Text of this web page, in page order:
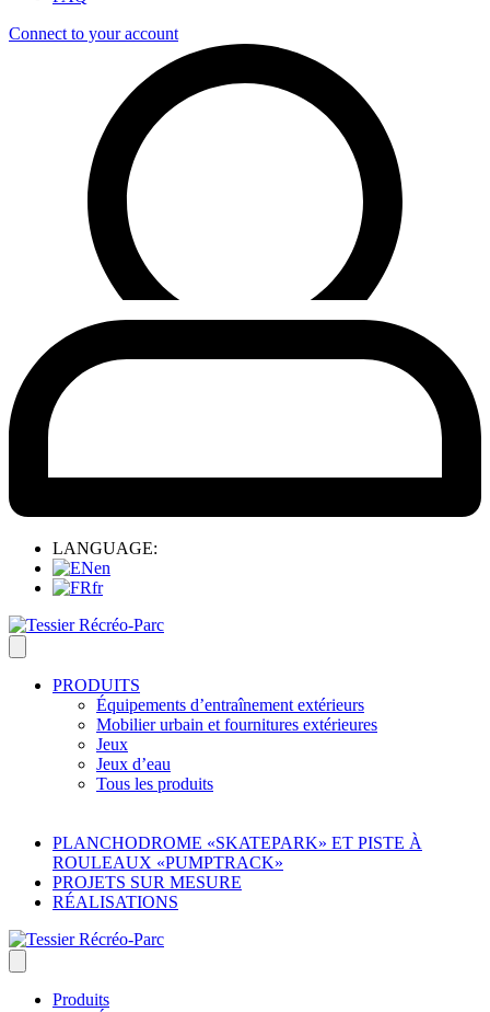
Connect to your account
LANGUAGE:
en
fr
PRODUITS
Équipements d’entraînement extérieurs
Mobilier urbain et fournitures extérieures
Jeux
Jeux d’eau
Tous les produits
PLANCHODROME «SKATEPARK» ET PISTE À
ROULEAUX «PUMPTRACK»
PROJETS SUR MESURE
RÉALISATIONS
Produits